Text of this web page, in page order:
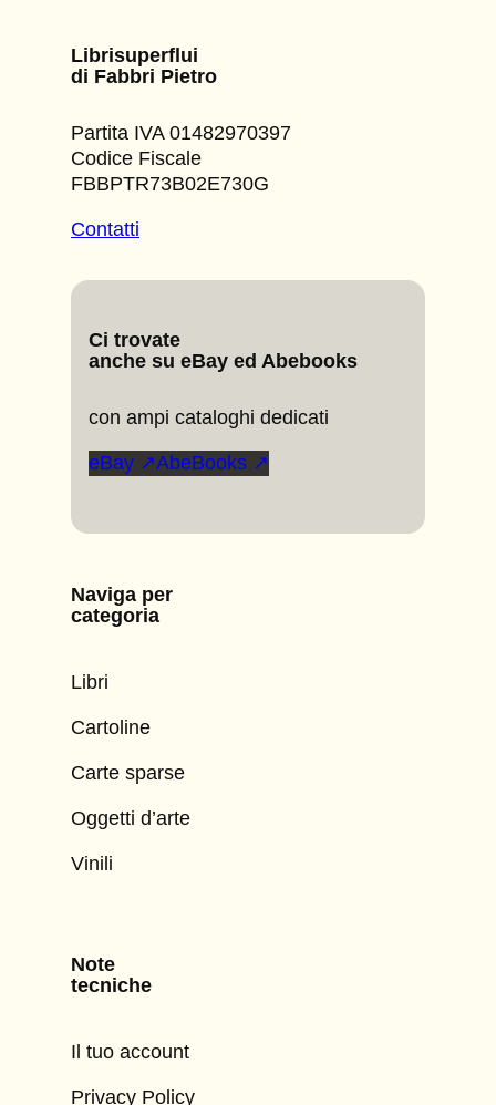
Librisuperflui
di Fabbri Pietro
Partita IVA 01482970397
Codice Fiscale
FBBPTR73B02E730G
Contatti
Ci trovate
anche su eBay ed Abebooks
con ampi cataloghi dedicati
eBay ↗AbeBooks ↗
Naviga per
categoria
Libri
Cartoline
Carte sparse
Oggetti d’arte
Vinili
Note
tecniche
Il tuo account
Privacy Policy